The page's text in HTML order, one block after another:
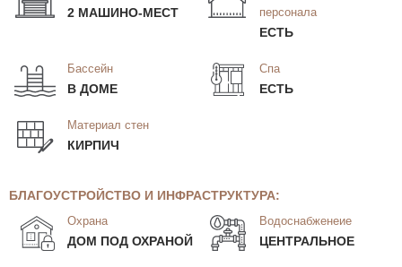
2 МАШИНО-МЕСТ
персонала
ЕСТЬ
Бассейн
В ДОМЕ
Спа
ЕСТЬ
Материал стен
КИРПИЧ
БЛАГОУСТРОЙСТВО И ИНФРАСТРУКТУРА:
Охрана
ДОМ ПОД ОХРАНОЙ
Водоснабженеие
ЦЕНТРАЛЬНОЕ